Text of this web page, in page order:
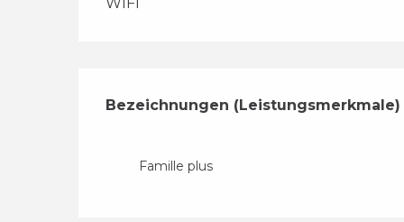
Bezeichnungen (Leistungsmerkmale)
Bezeichnungen (Leistungsmerkmale)
Famille plus